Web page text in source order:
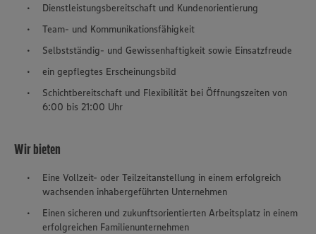
Dienstleistungsbereitschaft und Kundenorientierung
Team- und Kommunikationsfähigkeit
Selbstständig- und Gewissenhaftigkeit sowie Einsatzfreude
ein gepflegtes Erscheinungsbild
Schichtbereitschaft und Flexibilität bei Öffnungszeiten von
6:00 bis 21:00 Uhr
Wir bieten
Eine Vollzeit- oder Teilzeitanstellung in einem erfolgreich
wachsenden inhabergeführten Unternehmen
Einen sicheren und zukunftsorientierten Arbeitsplatz in einem
erfolgreichen Familienunternehmen